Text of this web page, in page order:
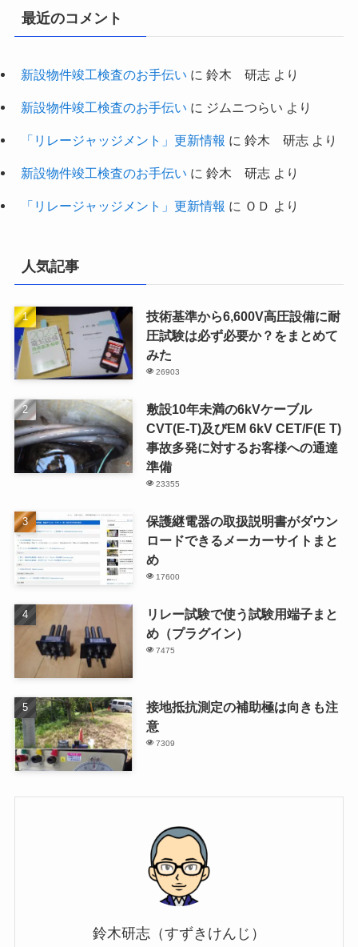
最近のコメント
新設物件竣工検査のお手伝い に 鈴木 研志より
新設物件竣工検査のお手伝い に ジムニつらい より
「リレージャッジメント」更新情報 に 鈴木 研志より
新設物件竣工検査のお手伝い に 鈴木 研志より
「リレージャッジメント」更新情報 に ＯＤ より
人気記事
技術基準から6,600V高圧設備に耐
圧試験は必ず必要か？をまとめて
みた
26903
敷設10年未満の6kVケーブル
CVT(E-T)及びEM 6kV CET/F(E T)
事故多発に対するお客様への通達
準備
23355
保護継電器の取扱説明書がダウン
ロードできるメーカーサイトまと
め
17600
リレー試験で使う試験用端子まと
め（プラグイン）
7475
接地抵抗測定の補助極は向きも注
意
7309
鈴木研志（すずきけんじ）